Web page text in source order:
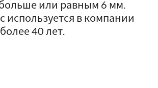
или равным 6 мм.
используется в компании
40 лет.